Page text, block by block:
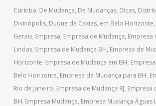
Curitiba, De Mudança, De Mudanças, Dicas,
Divinópolis, Duque de Caxias, em Belo Horizonte,
Gerais, Empresa, Empresa de Mudança, Empresa
Lindas, Empresa de Mudança BH, Empresa de
Horizonte, Empresa de Mudança em BH,
Belo Horizonte, Empresa de Mudança para BH,
Rio de Janeiro, Empresa de Mudança RJ, Empresa
BH, Empresa Mudança, Empresa Mudança Águas